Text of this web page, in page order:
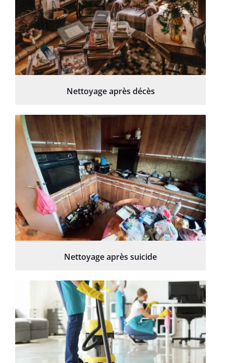
Nettoyage après décès
Nettoyage après suicide